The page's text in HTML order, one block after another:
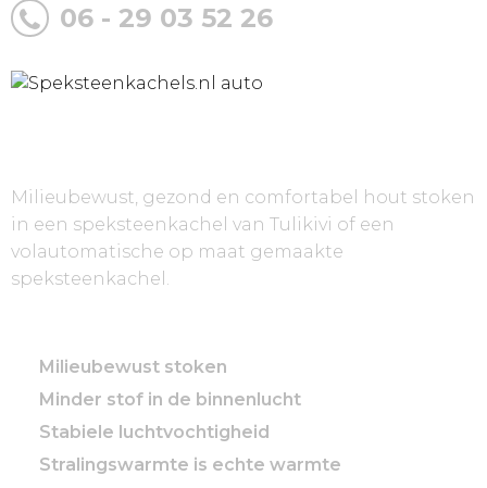
06 - 29 03 52 26
Milieubewust, gezond en comfortabel hout stoken
in een speksteenkachel van Tulikivi of een
volautomatische op maat gemaakte
speksteenkachel.
Milieubewust stoken
Minder stof in de binnenlucht
Stabiele luchtvochtigheid
Stralingswarmte is echte warmte